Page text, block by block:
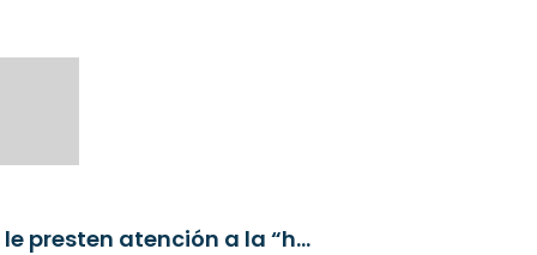
Biodiversidad: es hora de que los inversionistas le presten atención a la “hermana pequeña” del cambio climático